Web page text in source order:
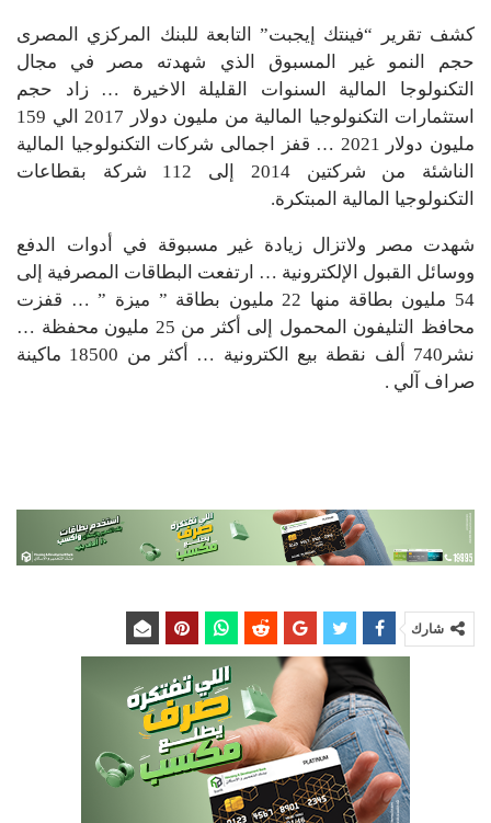
كشف تقرير “فينتك إيجبت” التابعة للبنك المركزي المصرى
حجم النمو غير المسبوق الذي شهدته مصر في مجال
التكنولوجا المالية السنوات القليلة الاخيرة … زاد حجم
استثمارات التكنولوجيا المالية من مليون دولار 2017 الي 159
مليون دولار 2021 … قفز اجمالى شركات التكنولوجيا المالية
الناشئة من شركتين 2014 إلى 112 شركة بقطاعات
التكنولوجيا المالية المبتكرة.
شهدت مصر ولاتزال زيادة غير مسبوقة في أدوات الدفع
ووسائل القبول الإلكترونية … ارتفعت البطاقات المصرفية إلى
54 مليون بطاقة منها 22 مليون بطاقة ” ميزة ” … قفزت
محافظ التليفون المحمول إلى أكثر من 25 مليون محفظة …
نشر740 ألف نقطة بيع الكترونية … أكثر من 18500 ماكينة
صراف آلي .
شارك